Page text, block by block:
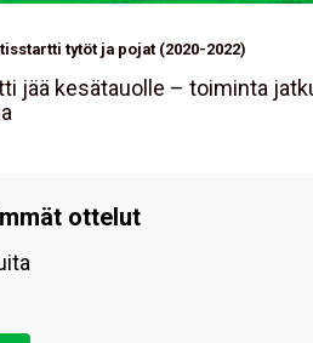
tytöt ja pojat (2020-2022)
jää kesätauolle – toiminta
ottelut